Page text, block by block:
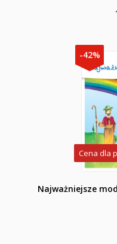
-42%
Cena dla
Najważniejsze